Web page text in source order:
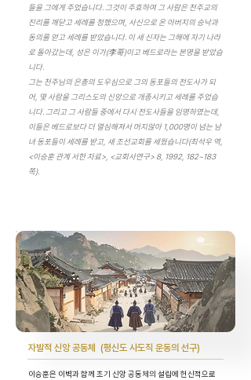
들을 그에게 주었습니다. 그것이 주효하여 그 사람은 천주교의
진리를 깨닫고 세례를 청했으며, 사신으로 온 아버지의 승낙과
동의를 얻고 세례를 받았습니다. 이 새 신자는 그해에 자기 나라
로 돌아갔는데, 성은 이가(李哥)이고 베드로라는 본명을 받았습
니다.
그는 천주님의 은총의 도우심으로 그의 동포들의 전도사가 되
어, 몇 사람을 그리스도의 신앙으로 개종시키고 세례를 주었습
니다. 그리고 그 사람들 중에서 다시 전도사들을 임명하였는데,
이들은 베드로보다 더 열심해져서 머지않아 1,000명이 넘는 남
녀 동포들이 세례를 받고, 새 조선교회를 세웠습니다(최석우 역,
<이승훈 관계 서한 자료>, <교회사연구> 8, 1992, 182~183
쪽).
자발적 신앙 공동체 (평신도 사도직 운동의 선구)
이승훈은 이벽과 함께 초기 신앙 공동체의 설립에 헌신적으로